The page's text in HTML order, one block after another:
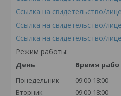
Ссылка на свидетельство/
Ссылка на свидетельство/
Ссылка на свидетельство/
Режим работы:
День
Время
Понедельник
09:00-18:00
Вторник
09:00-18:00